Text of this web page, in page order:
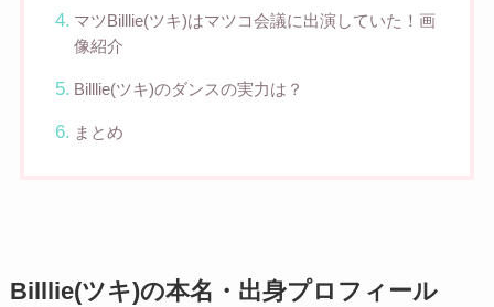
マツBilllie(ツキ)はマツコ会議に出演していた！画
像紹介
Billlie(ツキ)のダンスの実力は？
まとめ
Billlie(ツキ)の本名・出身プロフィール